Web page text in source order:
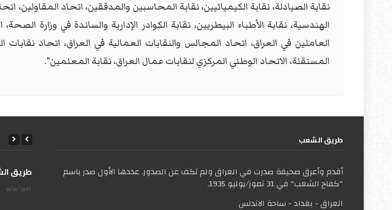
نقابة الصيادلة، نقابة الكيميائيين، نقابة المحاسبين والمدققين، اتحاد
الهندسية، نقابة الأطباء البيطريين، نقابة الكوادر الإدارية والساندة في وزارة
العاملين في العراق، اتحاد المجالس والنقابات العمالية في العراق، اتحاد نقابات
المستقلة، الاتحاد الوطني المركزي لنقابات عمال العراق، نقابة المعلمين".
طریق الشعب
أقدم وأعرق صحيفة صدرت في العراق ولم تكف عن الصدور. عددها الأول صدر باسم
"كفاح الشعب" في 31 تموز/يوليو 1935.
العراق - بغداد - ساحة الاندلس
على طريق